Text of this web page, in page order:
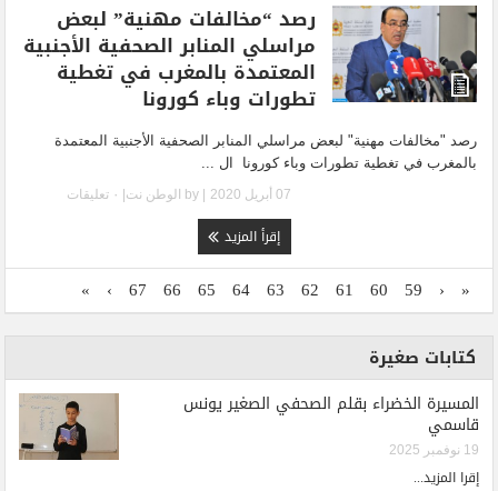
رصد “مخالفات مهنية” لبعض
مراسلي المنابر الصحفية الأجنبية
المعتمدة بالمغرب في تغطية
تطورات وباء كورونا
رصد "مخالفات مهنية" لبعض مراسلي المنابر الصحفية الأجنبية المعتمدة
بالمغرب في تغطية تطورات وباء كورونا ال ...
07 أبريل 2020 | by الوطن نت
إقرأ المزيد
«
‹
59
60
61
62
63
64
65
66
67
›
»
كتابات صغيرة
المسيرة الخضراء بقلم الصحفي الصغير يونس
قاسمي
19 نوفمبر 2025
إقرا المزيد...